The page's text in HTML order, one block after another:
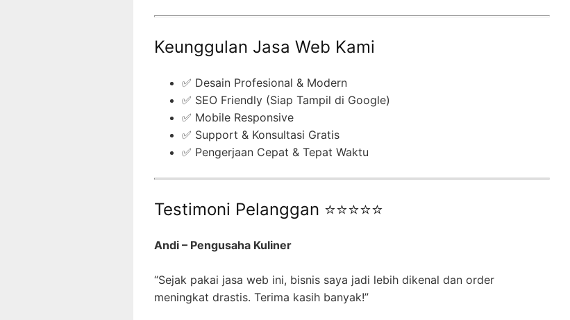
Keunggulan Jasa Web Kami
✅ Desain Profesional & Modern
✅ SEO Friendly (Siap Tampil di Google)
✅ Mobile Responsive
✅ Support & Konsultasi Gratis
✅ Pengerjaan Cepat & Tepat Waktu
Testimoni Pelanggan ⭐⭐⭐⭐⭐
Andi – Pengusaha Kuliner
“Sejak pakai jasa web ini, bisnis saya jadi lebih dikenal dan order
meningkat drastis. Terima kasih banyak!”